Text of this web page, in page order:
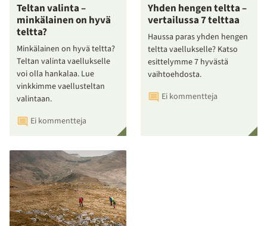
Teltan valinta –
minkälainen on hyvä
teltta?
Minkälainen on hyvä teltta?
Teltan valinta vaellukselle
voi olla hankalaa. Lue
vinkkimme vaellusteltan
valintaan.
Ei kommentteja
Yhden hengen teltta –
vertailussa 7 telttaa
Haussa paras yhden hengen
teltta vaellukselle? Katso
esittelymme 7 hyvästä
vaihtoehdosta.
Ei kommentteja